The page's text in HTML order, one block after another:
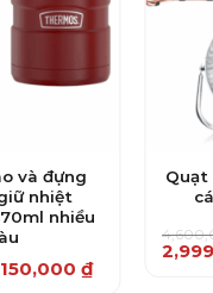
và đựng
nhiệt
nhiều
₫
Quạt
Giá
gốc
Giá
hiện